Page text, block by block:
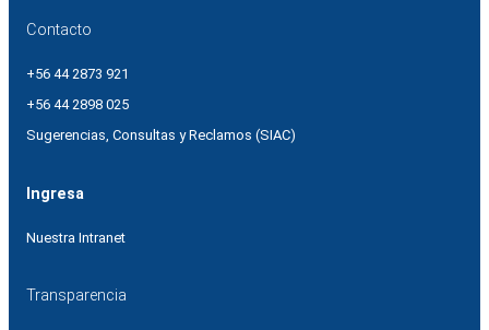
Contacto
+56 44 2873 921
+56 44 2898 025
Sugerencias, Consultas y Reclamos (SIAC)
Ingresa
Nuestra Intranet
Transparencia